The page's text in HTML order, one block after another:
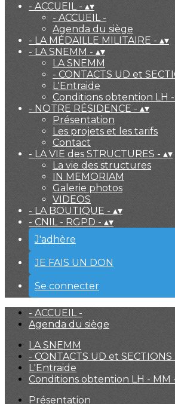
- ACCUEIL - ▴▾
- ACCUEIL -
Agenda du siège
- LA MÉDAILLE MILITAIRE - ▴▾
- LA SNEMM - ▴▾
LA SNEMM
- CONTACTS UD et
L'Entraide
Conditions obtention LH
- NOTRE RÉSIDENCE - ▴▾
Présentation
Les projets et les tarifs
Contact
- LA VIE des STRUCTURES - ▴▾
La vie des structures
IN MEMORIAM
Galerie photos
VIDEOS
- LA BOUTIQUE - ▴▾
- CNIL - RGPD - ▴▾
J'adhère
JE FAIS UN DON
Se connecter
- ACCUEIL -
Agenda du siège
LA SNEMM
- CONTACTS UD et SECTIONS
L'Entraide
Conditions obtention LH - MM
Présentation